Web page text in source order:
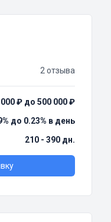
2 отзыва
₽ до 500 000 ₽
до 0.23% в день
210 - 390 дн.